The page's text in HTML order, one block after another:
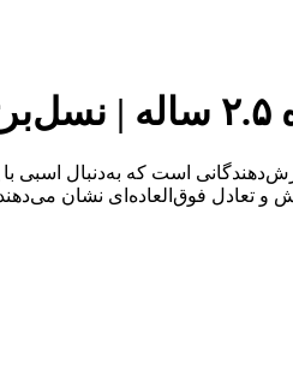
است که به‌دنبال اسبی با